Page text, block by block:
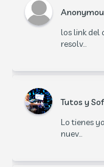
los link del
resolv...
Tutos y
Lo tienes
nuev...